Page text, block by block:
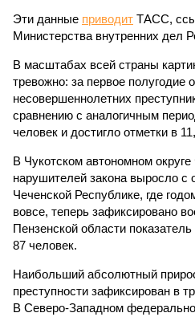
Эти данные приводит ТАСС,
Министерства внутренних дел
В масштабах всей страны
тревожно: за первое полугодие
несовершеннолетних
сравнению с аналогичным
человек и достигло отметки в
В Чукотском автономном
нарушителей закона выросло с
Чеченской Республике, где
вовсе, теперь зафиксировано
Пензенской области
87 человек.
Наибольший абсолютный
преступности зафиксирован в
В Северо-Западном